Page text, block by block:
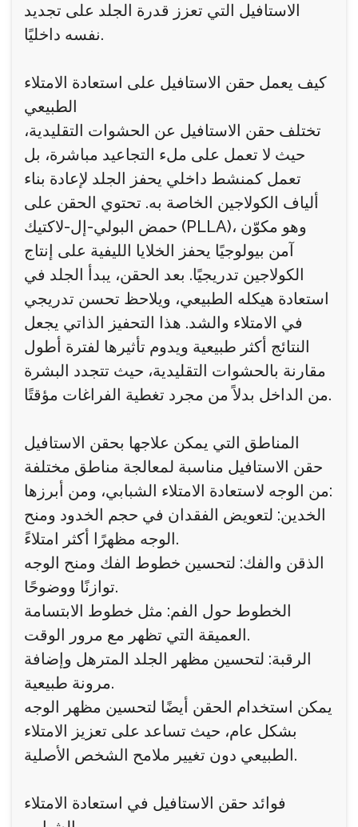
الاستافيل التي تعزز قدرة الجلد على تجديد
نفسه داخليًا.
كيف يعمل حقن الاستافيل على استعادة الامتلاء
الطبيعي
تختلف حقن الاستافيل عن الحشوات التقليدية،
حيث لا تعمل على ملء التجاعيد مباشرة، بل
تعمل كمنشط داخلي يحفز الجلد لإعادة بناء
ألياف الكولاجين الخاصة به. تحتوي الحقن على
حمض البولي-إل-لاكتيك (PLLA)، وهو مكوّن
آمن بيولوجيًا يحفز الخلايا الليفية على إنتاج
الكولاجين تدريجيًا. بعد الحقن، يبدأ الجلد في
استعادة هيكله الطبيعي، ويلاحظ تحسن تدريجي
في الامتلاء والشد. هذا التحفيز الذاتي يجعل
النتائج أكثر طبيعية ويدوم تأثيرها لفترة أطول
مقارنة بالحشوات التقليدية، حيث تتجدد البشرة
من الداخل بدلاً من مجرد تغطية الفراغات مؤقتًا.
المناطق التي يمكن علاجها بحقن الاستافيل
حقن الاستافيل مناسبة لمعالجة مناطق مختلفة
من الوجه لاستعادة الامتلاء الشبابي، ومن أبرزها:
الخدين: لتعويض الفقدان في حجم الخدود ومنح
الوجه مظهرًا أكثر امتلاءً.
الذقن والفك: لتحسين خطوط الفك ومنح الوجه
توازنًا ووضوحًا.
الخطوط حول الفم: مثل خطوط الابتسامة
العميقة التي تظهر مع مرور الوقت.
الرقبة: لتحسين مظهر الجلد المترهل وإضافة
مرونة طبيعية.
يمكن استخدام الحقن أيضًا لتحسين مظهر الوجه
بشكل عام، حيث تساعد على تعزيز الامتلاء
الطبيعي دون تغيير ملامح الشخص الأصلية.
فوائد حقن الاستافيل في استعادة الامتلاء